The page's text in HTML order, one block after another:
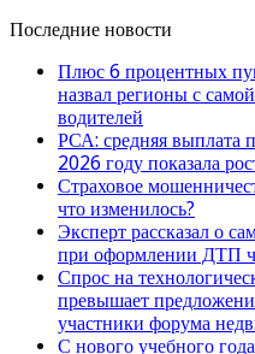
Последние новости
Плюс 6 процентных
назвал регионы с
водителей
РСА: средняя выплата
2026 году показала
Страховое
что изменилось?
Эксперт рассказал о
при оформлении ДТП
Спрос на
превышает
участники форума
С нового учебного